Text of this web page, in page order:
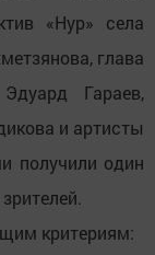
«Нур» села
глава
Эдуард Гараев,
и артисты
получили один
критериям: